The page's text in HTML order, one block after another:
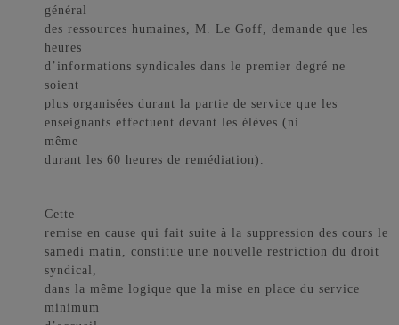
général
des ressources humaines, M. Le Goff, demande que les
heures
d’informations syndicales dans le premier degré ne
soient
plus organisées durant la partie de service que les
enseignants effectuent devant les élèves (ni
même
durant les 60 heures de remédiation).
Cette
remise en cause qui fait suite à la suppression des cours le
samedi matin, constitue une nouvelle restriction du droit
syndical,
dans la même logique que la mise en place du service
minimum